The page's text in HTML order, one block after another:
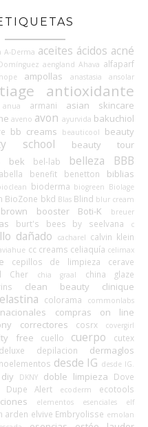
A-Derma aceites ácidos acné
aengland Ahava alfaparf
ampollas anastasia
ansolar
antioxidante
anua armani asian skincare
aveno avon ayurvida bakuchiol
bb creams beauticool
beauty
school beauty tour
bek bel-lab belleza BBB
benefit benetton biblias
bioderma biogreen Biolage
BioZone bkd Blas Blind blur cream
booster Boti-K breuer
burt's bees by seelvana c
dañado cacharel calvin klein
cc creams celiaquía celimax
cepillos de limpieza
cerave
Cher chia graal china glaze
clean beauty clinique
colorama commonlabs
compras on line
correctores cosrx covergirl
free cuello cuerpo
cutex
deluxe depilacion dermaglos
desde IG desde IG.
diy DKNY doble limpieza
Dove
Dupe Alert ecoderm
ecotools
elementos esenciales elf
arden elvive Embryolisse emolan